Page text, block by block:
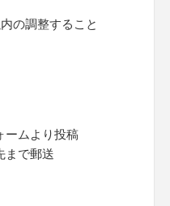
の調整すること
ームより投稿
まで郵送